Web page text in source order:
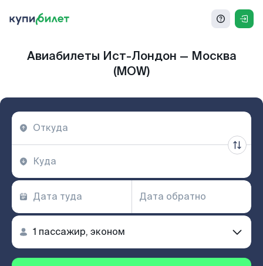
Авиабилеты Ист-Лондон — Москва
(MOW)